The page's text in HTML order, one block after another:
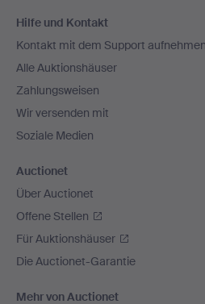
Navigation
Hilfe und Kontakt
Kontakt mit dem Support aufnehmen
Alle Auktionshäuser
Zahlungsweisen
Wir versenden mit
Soziale Medien
Auctionet
Über Auctionet
Offene Stellen
Für Auktionshäuser
Die Auctionet-Garantie
Mehr von Auctionet